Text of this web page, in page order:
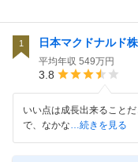
1 日本マクドナルド
平均年収 549万円
3.8
いい点は成長出来ること
で、なかな…続きを見る